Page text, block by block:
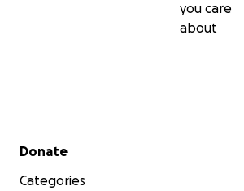
you care
about
Secondary menu
Donate
Categories